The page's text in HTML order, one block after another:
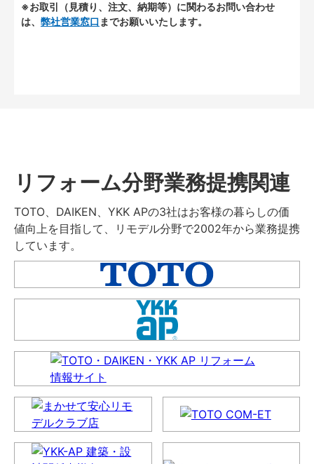
※お取引（見積り、注文、納期等）に関わるお問い合わせ
は、 弊社営業窓口 までお願いいたします。
リフォーム分野業務提携関連
TOTO、DAIKEN、YKK APの3社はお客様の暮らしの価
値向上を目指して、リモデル分野で2002年から業務提携
しています。